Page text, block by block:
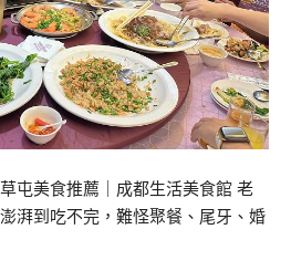
屯美食推薦｜成都生活美食館 老
湃到吃不完，難怪聚餐、尾牙、婚